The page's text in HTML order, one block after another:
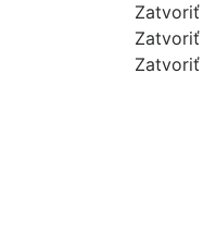
Zatvoriť
Zatvoriť
Zatvoriť